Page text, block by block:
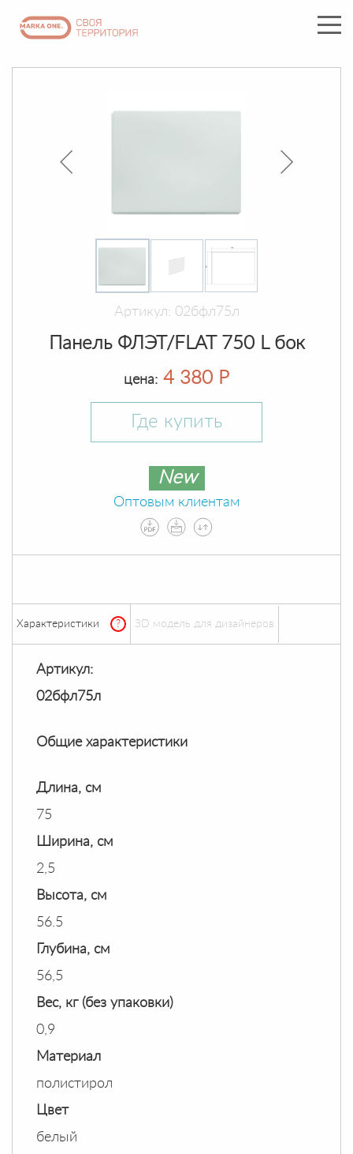
Артикул: 02бфл75л
Панель ФЛЭТ/FLAT 750 L бок
цена: 4 380 Р
Где купить
New
Оптовым клиентам
Характеристики ? ЗD модель для дизайнеров
Артикул:
02бфл75л
Общие характеристики
Длина, см
75
Ширина, см
2,5
Высота, см
56.5
Глубина, см
56,5
Вес, кг (без упаковки)
0,9
Материал
полистирол
Цвет
белый